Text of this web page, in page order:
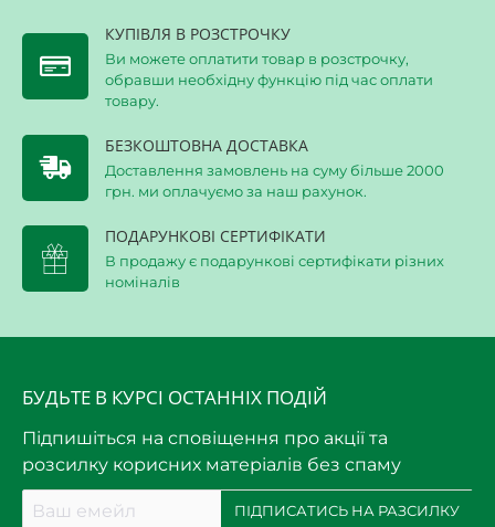
КУПІВЛЯ В РОЗСТРОЧКУ
Ви можете оплатити товар в розстрочку,
обравши необхідну функцію під час оплати
товару.
БЕЗКОШТОВНА ДОСТАВКА
Доставлення замовлень на суму більше 2000
грн. ми оплачуємо за наш рахунок.
ПОДАРУНКОВІ СЕРТИФІКАТИ
В продажу є подарункові сертифікати різних
номіналів
БУДЬТЕ В КУРСІ ОСТАННІХ ПОДІЙ
Підпишіться на сповіщення про акції та
розсилку корисних матеріалів без спаму
емейл
ПІДПИСАТИСЬ НА РАЗСИЛКУ